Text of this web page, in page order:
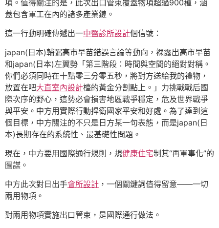
項。值得關注的是，此次出口管束覆蓋物項超過900種，涵
蓋包含軍工在內的諸多產業鏈。
這一行動明確傳遞出一中醫診所設計個信號：
japan(日本)輔弼高市早苗錯誤言論等動向，裸露出高市早苗
和japan(日本)左翼勢「第三階段：時間與空間的絕對對稱。
你們必須同時在十點零三分零五秒，將對方送給我的禮物，
放置在吧大直室內設計檯的黃金分割點上。」力挑戰戰后國
際次序的野心，這勢必會損害地區戰爭穩定，危及世界戰爭
與平安。中方用實際行動捍衛國家平安和好處。為了達到這
個目標，中方關注的不只是日方某一句表態，而是japan(日
本)長期存在的系統性、最基礎性問題。
現在，中方要用國際通行規則，規健康住宅制其“再軍事化”的
圖謀。
中方此次對日出手會所設計 ，一個關鍵詞值得留意——一切
兩用物項。
對兩用物項實施出口管束，是國際通行做法。